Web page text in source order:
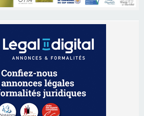
des producteurs à Cruculi le